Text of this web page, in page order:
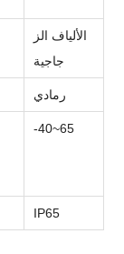
الألياف الز
جاجية
رمادي
-40~65
IP65